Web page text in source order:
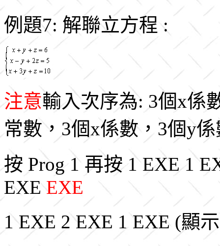
例題7: 解聯立方程 :
注意輸入次序為: 3個x係
常數，3個x係數，3個y
按 Prog 1 再按 1 EXE 1
EXEEXE
1 EXE 2 EXE 1 EXE (